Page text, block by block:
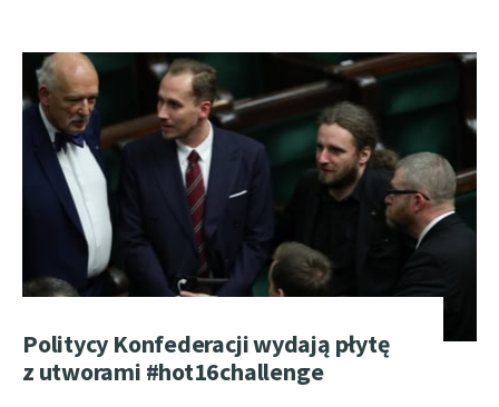
Politycy Konfederacji wydają płytę
z utworami #hot16challenge